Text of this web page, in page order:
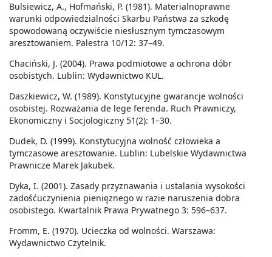
Bulsiewicz, A., Hofmański, P. (1981). Materialnoprawne
warunki odpowiedzialności Skarbu Państwa za szkodę
spowodowaną oczywiście niesłusznym tymczasowym
aresztowaniem. Palestra 10/12: 37–49.
Chaciński, J. (2004). Prawa podmiotowe a ochrona dóbr
osobistych. Lublin: Wydawnictwo KUL.
Daszkiewicz, W. (1989). Konstytucyjne gwarancje wolności
osobistej. Rozważania de lege ferenda. Ruch Prawniczy,
Ekonomiczny i Socjologiczny 51(2): 1–30.
Dudek, D. (1999). Konstytucyjna wolność człowieka a
tymczasowe aresztowanie. Lublin: Lubelskie Wydawnictwa
Prawnicze Marek Jakubek.
Dyka, I. (2001). Zasady przyznawania i ustalania wysokości
zadośćuczynienia pieniężnego w razie naruszenia dobra
osobistego. Kwartalnik Prawa Prywatnego 3: 596–637.
Fromm, E. (1970). Ucieczka od wolności. Warszawa:
Wydawnictwo Czytelnik.